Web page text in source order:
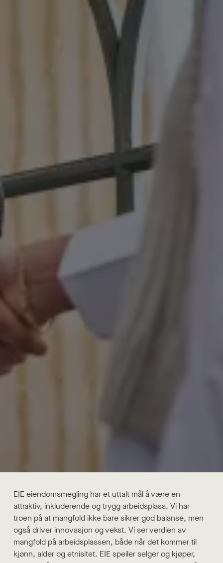
EIE eiendomsmegling har et uttalt mål å være en
attraktiv, inkluderende og trygg arbeidsplass. Vi har
troen på at mangfold ikke bare sikrer god balanse, men
også driver innovasjon og vekst. Vi ser verdien av
mangfold på arbeidsplassen, både når det kommer til
kjønn, alder og etnisitet. EIE speiler selger og kjøper,